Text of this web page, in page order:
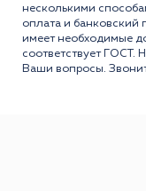
несколькими
оплата и банковский
имеет необходимые
соответствует ГОСТ.
Ваши вопросы.